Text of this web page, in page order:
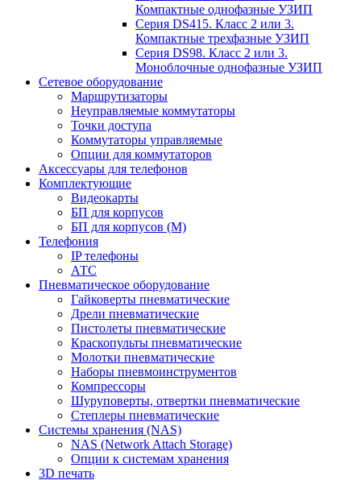
Компактные однофазные УЗИП
Серия DS415. Класс 2 или 3.
Компактные трехфазные УЗИП
Серия DS98. Класс 2 или 3.
Моноблочные однофазные УЗИП
Сетевое оборудование
Маршрутизаторы
Неуправляемые коммутаторы
Точки доступа
Коммутаторы управляемые
Опции для коммутаторов
Аксессуары для телефонов
Комплектующие
Видеокарты
БП для корпусов
БП для корпусов (М)
Телефония
IP телефоны
АТС
Пневматическое оборудование
Гайковерты пневматические
Дрели пневматические
Пистолеты пневматические
Краскопульты пневматические
Молотки пневматические
Наборы пневмоинструментов
Компрессоры
Шуруповерты, отвертки пневматические
Степлеры пневматические
Cистемы хранения (NAS)
NAS (Network Attach Storage)
Опции к системам хранения
3D печать